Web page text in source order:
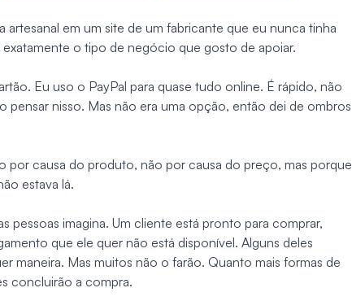
artesanal em um site de um fabricante que eu nunca tinha
o tipo de negócio que gosto de apoiar.
Eu uso o PayPal para quase tudo online. É rápido, não
pensar nisso. Mas não era uma opção, então dei de ombros
por causa do produto, não por causa do preço, mas porque
estava lá.
pessoas imagina. Um cliente está pronto para comprar,
que ele quer não está disponível. Alguns deles
maneira. Mas muitos não o farão. Quanto mais formas de
concluirão a compra.